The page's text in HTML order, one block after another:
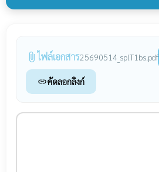
attach_file ไฟล์เอกสาร25690514_splT1bs.pdf
linkคัดลอกลิงก์